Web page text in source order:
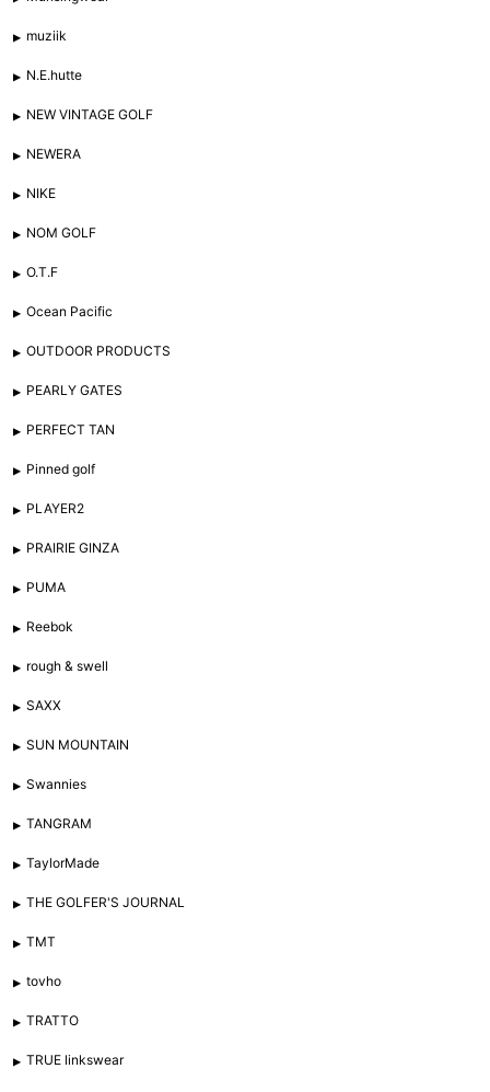
muziik
N.E.hutte
NEW VINTAGE GOLF
NEWERA
NIKE
NOM GOLF
O.T.F
Ocean Pacific
OUTDOOR PRODUCTS
PEARLY GATES
PERFECT TAN
Pinned golf
PLAYER2
PRAIRIE GINZA
PUMA
Reebok
rough & swell
SAXX
SUN MOUNTAIN
Swannies
TANGRAM
TaylorMade
THE GOLFER'S JOURNAL
TMT
tovho
TRATTO
TRUE linkswear